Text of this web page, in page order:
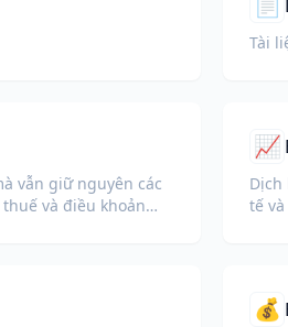
Tài
vẫn giữ nguyên các
và điều khoản
📈
tế
💰